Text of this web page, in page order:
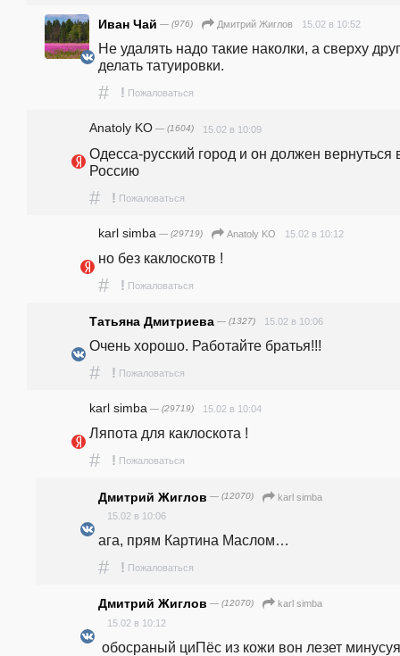
Иван Чай — (976) Дмитрий Жиглов 15.02 в 10:52
Не удалять надо такие наколки, а сверху
делать татуировки.
# ! Пожаловаться
Anatoly KO — (1604) 15.02 в 10:09
Одесса-русский город и он должен вернуться
Россию
# ! Пожаловаться
karl simba — (29719) Anatoly KO 15.02 в 10:12
но без каклоскотв !
# ! Пожаловаться
Татьяна Дмитриева — (1327) 15.02 в 10:06
Очень хорошо. Работайте братья!!!
# ! Пожаловаться
karl simba — (29719) 15.02 в 10:04
Ляпота для каклоскота !
# ! Пожаловаться
Дмитрий Жиглов — (12070)
karl simba
15.02 в 10:06
ага, прям Картина Маслом…
# ! Пожаловаться
Дмитрий Жиглов — (12070)
karl simba
15.02 в 10:12
обосраный циПёс из кожи вон лезет